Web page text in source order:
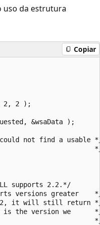
uso da estrutura
Copiar
2, 2 );
&wsaData );
not find a usable
supports 2.2.*/
versions greater
it will still return
is the version we